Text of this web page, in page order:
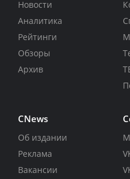
Новости
Аналитика
Рейтинги
Обзоры
Архив
CNews
Об издании
Реклама
Вакансии